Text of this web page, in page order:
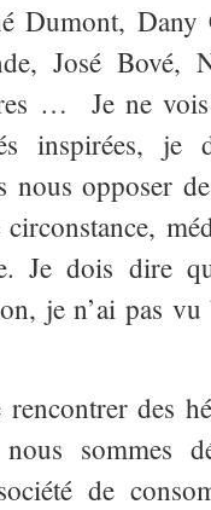
Dumont, Dany
José Bové,
… Je ne
inspirées, je
nous opposer
Je dois dire
je n’ai pas
des
nous sommes
de